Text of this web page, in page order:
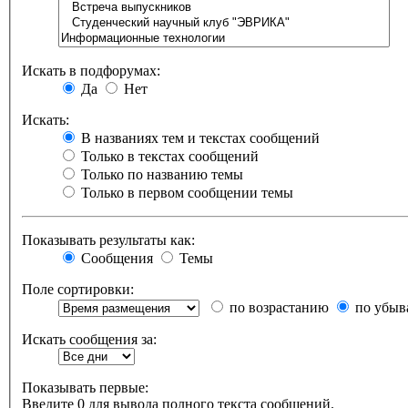
Искать в подфорумах:
Да
Нет
Искать:
В названиях тем и текстах сообщений
Только в текстах сообщений
Только по названию темы
Только в первом сообщении темы
Показывать результаты как:
Сообщения
Темы
Поле сортировки:
по возрастанию
по
Искать сообщения за:
Показывать первые:
Введите 0 для вывода полного текста сообщений.